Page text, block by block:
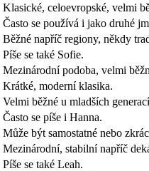
Klasické, celoevropské, velmi
Často se používá i jako druhé
Běžné napříč regiony, někdy
Píše se také Sofie.
Mezinárodní podoba, velmi
Krátké, moderní klasika.
Velmi běžné u mladších
Často se píše i Hanna.
Může být samostatné nebo
Mezinárodní, stabilní napříč
Píše se také Leah.